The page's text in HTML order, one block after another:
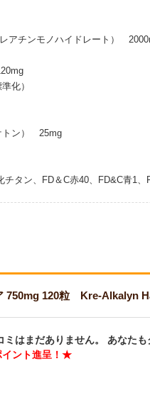
アチンモノハイドレート）
化）
トン） 25mg
タン、FD＆C赤40、FD&C青1
750mg 120粒 Kre-Alkalyn
はまだありません。 あなた
イント進呈！★